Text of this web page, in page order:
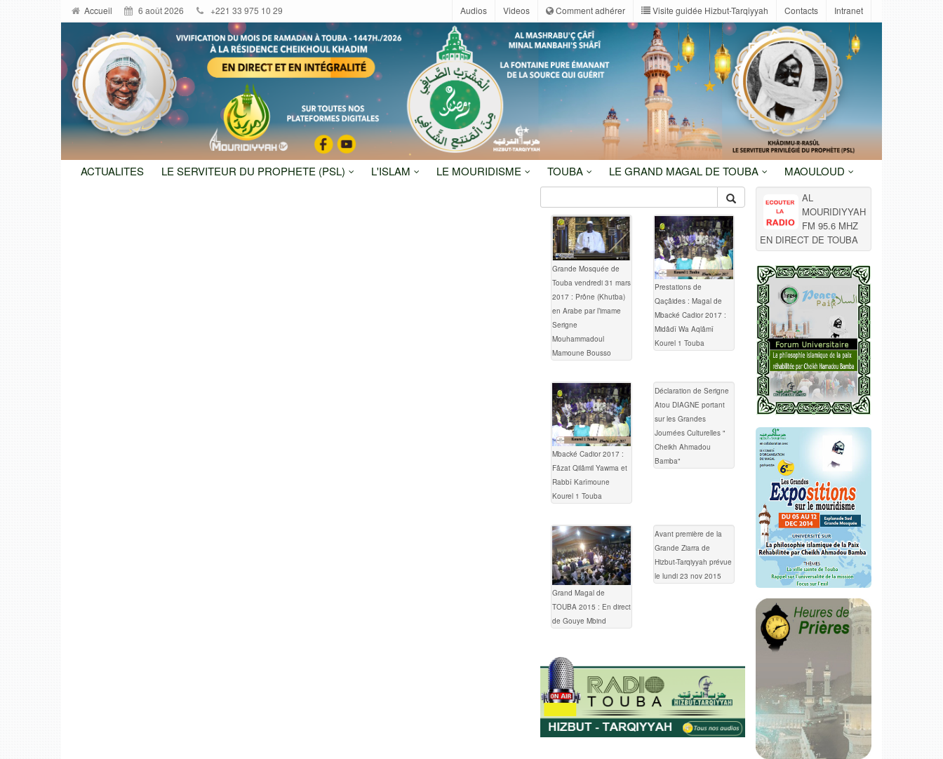
Accueil 6 août 2026 +221 33 975 10 29 Audios Videos Comment adhérer Visite guidée Hizbut-Tarqiyyah Contacts Intranet
ACTUALITES LE SERVITEUR DU PROPHETE (PSL) L'ISLAM LE MOURIDISME TOUBA LE GRAND MAGAL DE TOUBA MAOULOUD
Grande Mosquée de
Touba vendredi 31 mars
2017 : Prône (Khutba)
en Arabe par l’imame
Serigne
Mouhammadoul
Mamoune Bousso
Prestations de
Qaçâides : Magal de
Mbacké Cadior 2017 :
Midâdî Wa Aqlâmî
Kourel 1 Touba
Mbacké Cadior 2017 :
Fâzat Qilâmil Yawma et
Rabbî Karîmoune
Kourel 1 Touba
Déclaration de Serigne
Atou DIAGNE portant
sur les Grandes
Journées Culturelles "
Cheikh Ahmadou
Bamba"
Grand Magal de
TOUBA 2015 : En direct
de Gouye Mbind
Avant première de la
Grande Ziarra de
Hizbut-Tarqiyyah prévue
le lundi 23 nov 2015
AL
MOURIDIYYAH
FM 95.6 MHZ
EN DIRECT DE TOUBA